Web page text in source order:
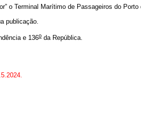
o Terminal Marítimo de Passageiros do
publicação.
e 136o da República.